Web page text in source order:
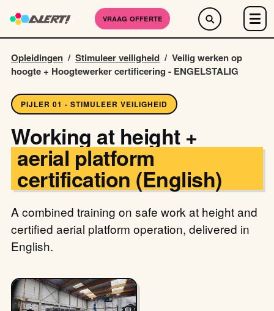
VRAAG OFFERTE
Opleidingen / Stimuleer veiligheid / Veilig werken op
hoogte + Hoogtewerker certificering - ENGELSTALIG
PIJLER 01 - STIMULEER VEILIGHEID
Working at height +
aerial platform
certification (English)
A combined training on safe work at height and
certified aerial platform operation, delivered in
English.